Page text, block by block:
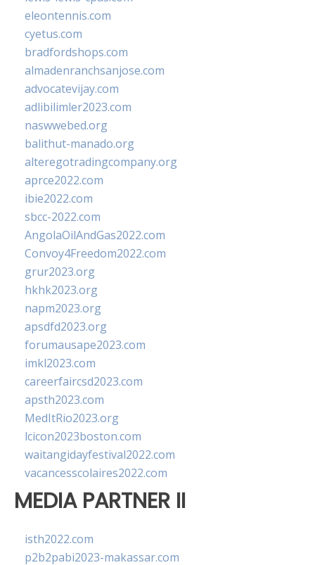
eleontennis.com
cyetus.com
bradfordshops.com
almadenranchsanjose.com
advocatevijay.com
adlibilimler2023.com
naswwebed.org
balithut-manado.org
alteregotradingcompany.org
aprce2022.com
ibie2022.com
sbcc-2022.com
AngolaOilAndGas2022.com
Convoy4Freedom2022.com
grur2023.org
hkhk2023.org
napm2023.org
apsdfd2023.org
forumausape2023.com
imkl2023.com
careerfaircsd2023.com
apsth2023.com
MedItRio2023.org
lcicon2023boston.com
waitangidayfestival2022.com
vacancesscolaires2022.com
MEDIA PARTNER II
isth2022.com
p2b2pabi2023-makassar.com